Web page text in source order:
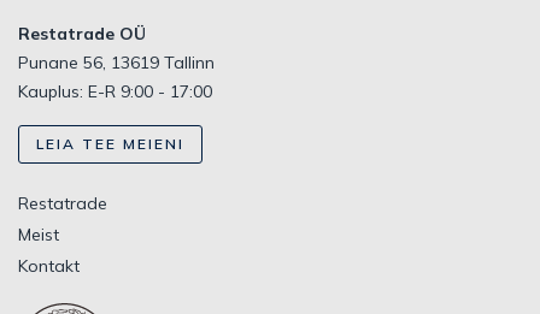
Restatrade OÜ
Punane 56, 13619 Tallinn
Kauplus: E-R 9:00 - 17:00
LEIA TEE MEIENI
Restatrade
Meist
Kontakt